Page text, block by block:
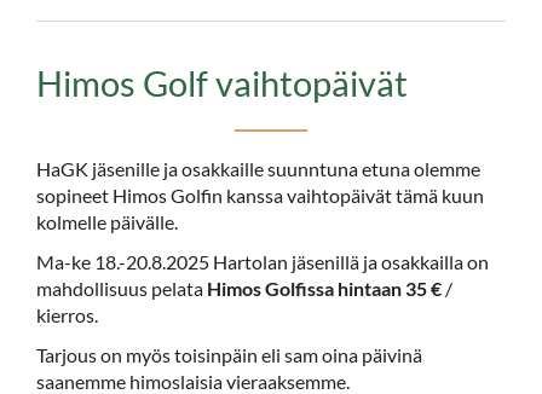
Himos Golf vaihtopäivät
HaGK jäsenille ja osakkaille suunntuna etuna olemme
sopineet Himos Golfin kanssa vaihtopäivät tämä kuun
kolmelle päivälle.
Ma-ke 18.-20.8.2025 Hartolan jäsenillä ja osakkailla on
mahdollisuus pelata Himos Golfissa hintaan 35 € /
kierros.
Tarjous on myös toisinpäin eli sam oina päivinä
saanemme himoslaisia vieraaksemme.